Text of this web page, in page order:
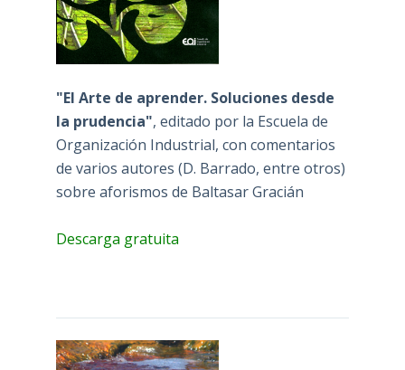
"El Arte de aprender. Soluciones desde
la prudencia", editado por la Escuela de
Organización Industrial, con comentarios
de varios autores (D. Barrado, entre otros)
sobre aforismos de Baltasar Gracián
Descarga gratuita